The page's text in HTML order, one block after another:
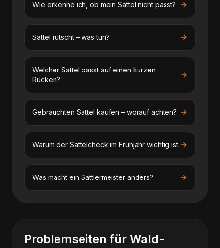
Wie erkenne ich, ob mein Sattel nicht passt?
Sattel rutscht – was tun?
Welcher Sattel passt auf einen kurzen
Rücken?
Gebrauchten Sattel kaufen – worauf achten?
Warum der Sattelcheck im Frühjahr wichtig ist
Was macht ein Sattlermeister anders?
Problemseiten für Wald-